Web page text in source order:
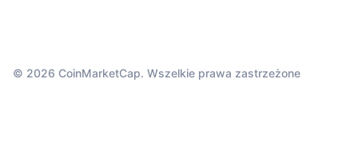
© 2026 CoinMarketCap. Wszelkie prawa zastrzeżone